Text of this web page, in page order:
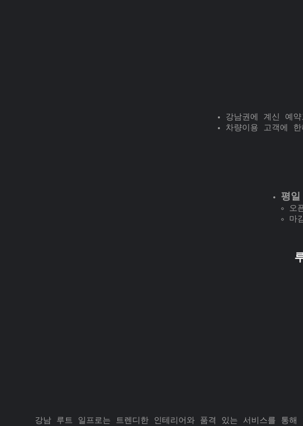
강남권에 계신 예
차량이용 고객에
평
오
마
강남 루트 일프로는 트렌디한 인테리어와 품격 있는 서비스를 통